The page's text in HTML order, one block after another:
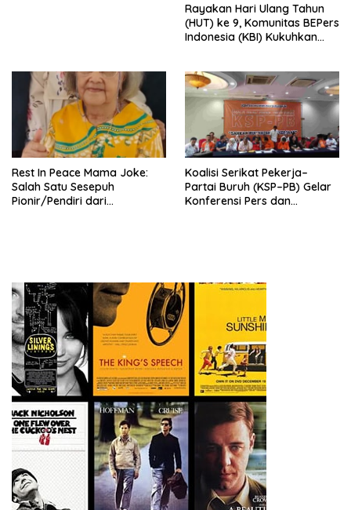
Rayakan Hari Ulang Tahun
(HUT) ke 9, Komunitas BEPers
Indonesia (KBI) Kukuhkan
Tema: “Penguatan dan
Pengembangan Organisasi
KBI yang Berbasis Riset di
seluruh Indonesia dan
Mancanegara”.
Rest In Peace Mama Joke:
Salah Satu Sesepuh
Pionir/Pendiri dari
Koalisi Serikat Pekerja–
Partai Buruh (KSP–PB) Gelar
Konferensi Pers dan